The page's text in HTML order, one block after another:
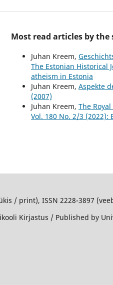
Most read articles by
Juhan Kreem,
The Estonian Historical
atheism in Estonia
Juhan Kreem, Aspekte
(2007)
Juhan Kreem, The
Vol. 180 No. 2/3
/ print), ISSN 2228-3897
Kirjastus / Published by